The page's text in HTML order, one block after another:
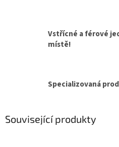
Vstřícné a férové
místě!
Specializovaná
Související produkty